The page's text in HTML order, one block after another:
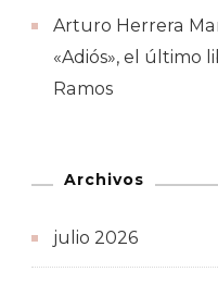
Arturo Herrera
«Adiós», el último
Ramos
Archivos
julio 2026